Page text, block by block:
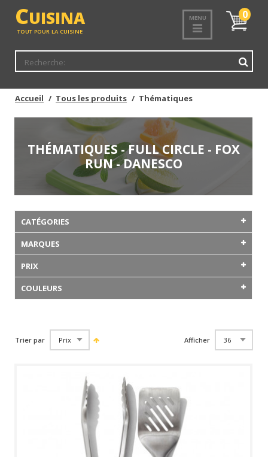
CUISINA
TOUT POUR LA CUISINE
MENU
Mon
panier
0
Accueil Tous les produits Thématiques
THÉMATIQUES - FULL CIRCLE - FOX
RUN - DANESCO
CATÉGORIES
MARQUES
PRIX
COULEURS
Trier par Afficher